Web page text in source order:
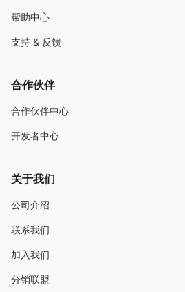
帮助中心
支持 & 反馈
合作伙伴
合作伙伴中心
开发者中心
关于我们
公司介绍
联系我们
加入我们
分销联盟